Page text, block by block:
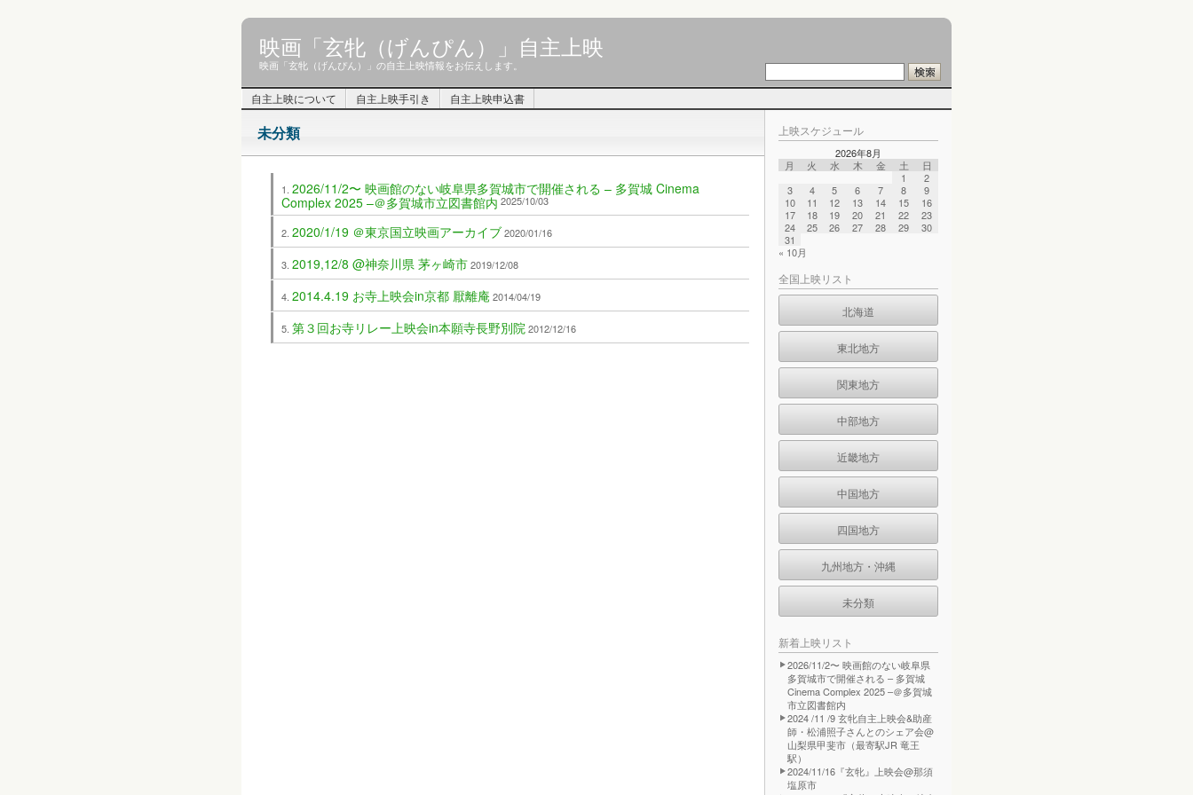
映画「玄牝（げんぴん）」自主上映
映画「玄牝（げんぴん）」の自主上映情報をお伝えします。
自主上映について 自主上映手引き 自主上映申込書
未分類
2026/11/2〜 映画館のない岐阜県多賀城市で開催される – 多賀城 Cinema
Complex 2025 –＠多賀城市立図書館内 2025/10/03
2020/1/19 ＠東京国立映画アーカイブ2020/01/16
2019,12/8 @神奈川県 茅ヶ崎市2019/12/08
2014.4.19 お寺上映会in京都 厭離庵 2014/04/19
第３回お寺リレー上映会in本願寺長野別院2012/12/16
上映スケジュール
2026年8月
月
火 水 木 金 土
日
1
2
3
4 5 6 7 8
9
10
11 12 13 14 15
16
17
18 19 20 21 22
23
24
25 26 27 28 29
30
31
« 10月
全国上映リスト
北海道
東北地方
関東地方
中部地方
近畿地方
中国地方
四国地方
九州地方・沖縄
未分類
新着上映リスト
2026/11/2〜 映画館のない岐阜県
多賀城市で開催される – 多賀城
Cinema Complex 2025 –＠多賀城
市立図書館内
2024 /11 /9 玄牝自主上映会&助産
師・松浦照子さんとのシェア会@
山梨県甲斐市（最寄駅JR 竜王
駅）
2024/11/16『玄牝』上映会@那須
塩原市